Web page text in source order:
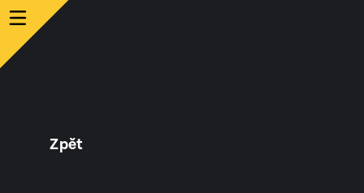
Zpět